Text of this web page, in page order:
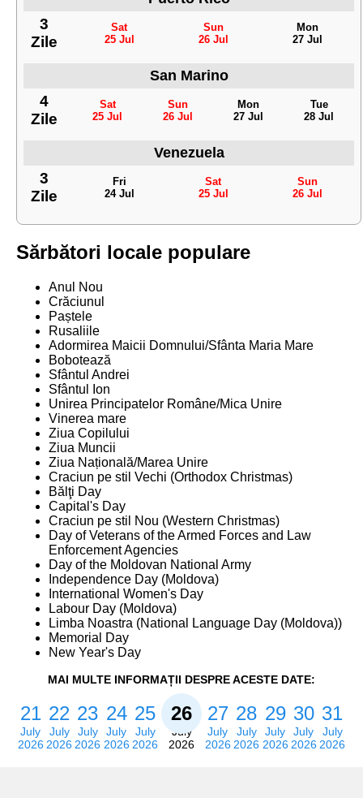
3
Zile
Sat
25 Jul
Sun
26 Jul
Mon
27 Jul
San Marino
4
Zile
Sat
25 Jul
Sun
26 Jul
Mon
27 Jul
Tue
28 Jul
Venezuela
3
Zile
Fri
24 Jul
Sat
25 Jul
Sun
26 Jul
Sărbători locale populare
Anul Nou
Crăciunul
Paștele
Rusaliile
Adormirea Maicii Domnului/Sfânta Maria Mare
Bobotează
Sfântul Andrei
Sfântul Ion
Unirea Principatelor Române/Mica Unire
Vinerea mare
Ziua Copilului
Ziua Muncii
Ziua Națională/Marea Unire
Craciun pe stil Vechi (Orthodox Christmas)
Bălţi Day
Capital's Day
Craciun pe stil Nou (Western Christmas)
Day of Veterans of the Armed Forces and Law
Enforcement Agencies
Day of the Moldovan National Army
Independence Day (Moldova)
International Women's Day
Labour Day (Moldova)
Limba Noastra (National Language Day (Moldova))
Memorial Day
New Year's Day
MAI MULTE INFORMAȚII DESPRE ACESTE DATE:
21
July
2026
22
July
2026
23
July
2026
24
July
2026
25
July
2026
26
July
2026
27
July
2026
28
July
2026
29
July
2026
30
July
2026
31
July
2026